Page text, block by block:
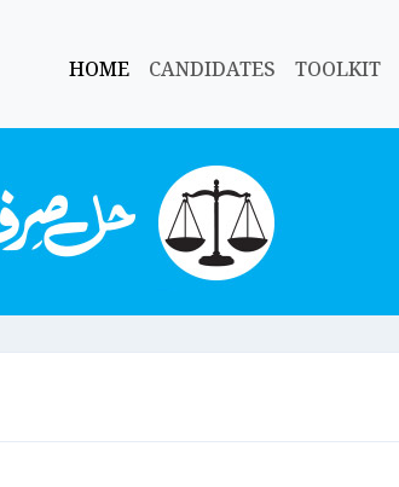
HOME CANDIDATES TOOLKIT